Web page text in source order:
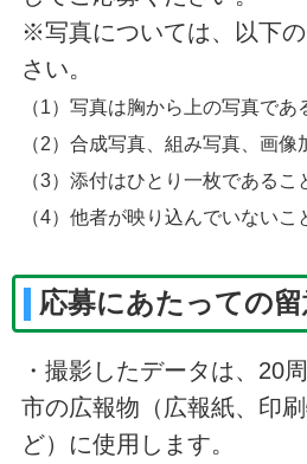
※写真については、以下
さい。
（1）写真は胸から上の写真であ
（2）合成写真、組み写真、画像
（3） 添付はひとり一枚であるこ
（4） 他者が映り込んでいないこ
応募にあたっての
・撮影したデータは、20
市の広報物（広報紙、印
ど）に使用します。